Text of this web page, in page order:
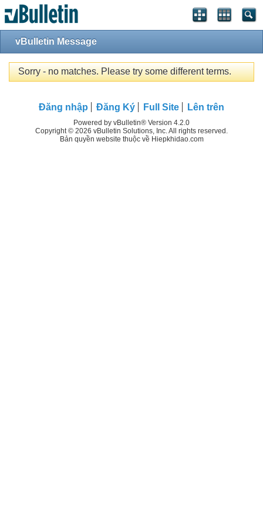
vBulletin Message
Sorry - no matches. Please try some different terms.
Đăng nhập Đăng Ký Full Site Lên trên
Powered by vBulletin® Version 4.2.0
Copyright © 2026 vBulletin Solutions, Inc. All rights reserved.
Bản quyền website thuộc về Hiepkhidao.com